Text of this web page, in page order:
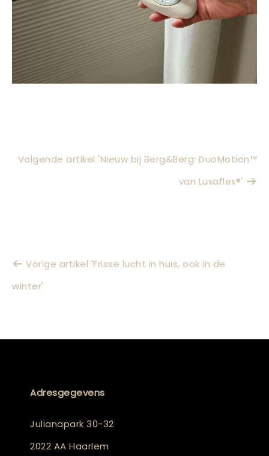
Volgende artikel 'Nieuw bij Berg&Berg: DuoMotion™
van Luxaflex®'
Vorige artikel 'Frisse lucht in huis, ook in de
winter'
Adresgegevens
Julianapark 30-32
2022 AA Haarlem